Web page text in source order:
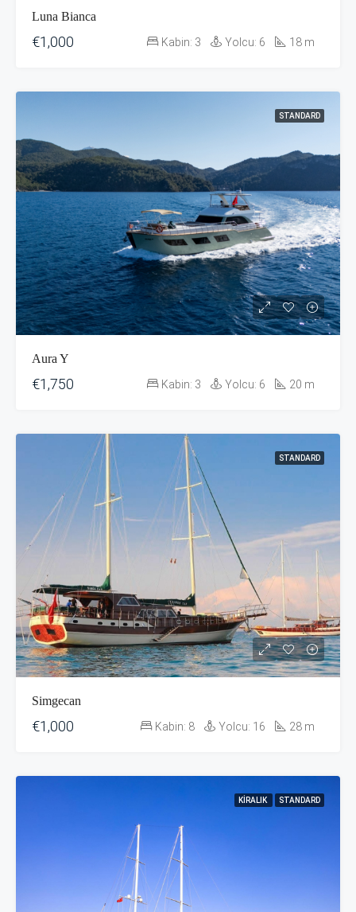
Luna Bianca
€1,000 Kabin: 3 Yolcu: 6 18 m
STANDARD
Aura Y
€1,750 Kabin: 3 Yolcu: 6 20 m
STANDARD
Simgecan
€1,000 Kabin: 8 Yolcu: 16 28 m
KIRALIK STANDARD